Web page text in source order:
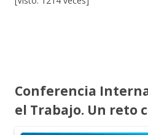
Conferencia
el Trabajo. Un reto